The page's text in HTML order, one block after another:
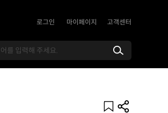
로그인 마이페이지 고객센터